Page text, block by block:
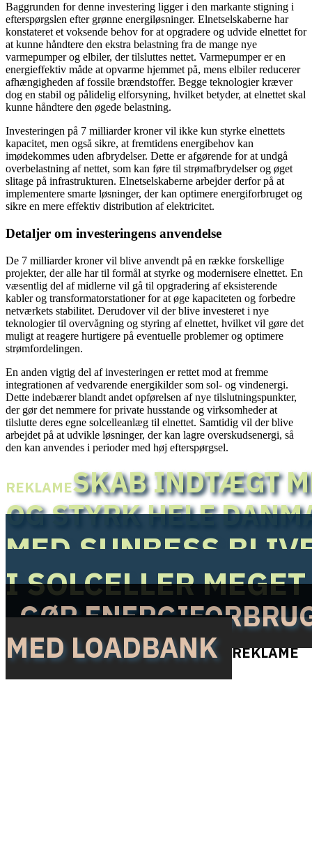
Baggrunden for denne investering ligger i den markante stigning i
efterspørgslen efter grønne energiløsninger. Elnetselskaberne har
konstateret et voksende behov for at opgradere og udvide elnettet for
at kunne håndtere den ekstra belastning fra de mange nye
varmepumper og elbiler, der tilsluttes nettet. Varmepumper er en
energieffektiv måde at opvarme hjemmet på, mens elbiler reducerer
afhængigheden af fossile brændstoffer. Begge teknologier kræver
dog en stabil og pålidelig elforsyning, hvilket betyder, at elnettet skal
kunne håndtere den øgede belastning.
Investeringen på 7 milliarder kroner vil ikke kun styrke elnettets
kapacitet, men også sikre, at fremtidens energibehov kan
imødekommes uden afbrydelser. Dette er afgørende for at undgå
overbelastning af nettet, som kan føre til strømafbrydelser og øget
slitage på infrastrukturen. Elnetselskaberne arbejder derfor på at
implementere smarte løsninger, der kan optimere energiforbruget og
sikre en mere effektiv distribution af elektricitet.
Detaljer om investeringens anvendelse
De 7 milliarder kroner vil blive anvendt på en række forskellige
projekter, der alle har til formål at styrke og modernisere elnettet. En
væsentlig del af midlerne vil gå til opgradering af eksisterende
kabler og transformatorstationer for at øge kapaciteten og forbedre
netværkets stabilitet. Derudover vil der blive investeret i nye
teknologier til overvågning og styring af elnettet, hvilket vil gøre det
muligt at reagere hurtigere på eventuelle problemer og optimere
strømfordelingen.
En anden vigtig del af investeringen er rettet mod at fremme
integrationen af vedvarende energikilder som sol- og vindenergi.
Dette indebærer blandt andet opførelsen af nye tilslutningspunkter,
der gør det nemmere for private husstande og virksomheder at
tilslutte deres egne solcelleanlæg til elnettet. Samtidig vil der blive
arbejdet på at udvikle løsninger, der kan lagre overskudsenergi, så
den kan anvendes i perioder med høj efterspørgsel.
REKLAMESKAB INDTÆGT
OG STYRK HELE
MED SUNBESS
I SOLCELLER
GØR
MED LOADBANK
REKLAME